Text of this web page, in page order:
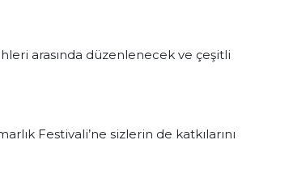
arasında düzenlenecek ve çeşitli
Festivali’ne sizlerin de katkılarını